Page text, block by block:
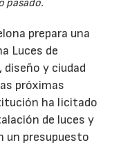
pasado.
prepara una
Luces de
diseño y ciudad
próximas
ha licitado
de luces y
un presupuesto